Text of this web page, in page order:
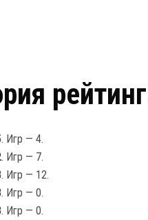
. Игр — 4.
. Игр — 7.
. Игр — 12.
. Игр — 0.
. Игр — 0.